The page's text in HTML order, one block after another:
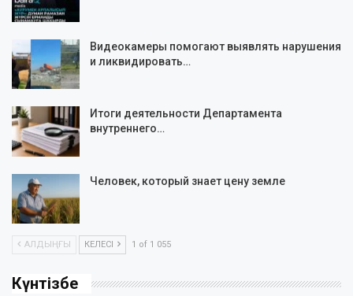
Видеокамеры помогают выявлять нарушения
и ликвидировать…
Итоги деятельности Департамента
внутреннего…
Человек, который знает цену земле
АЛДЫҢҒЫ КЕЛЕСІ 1 of 1 055
Күнтізбе